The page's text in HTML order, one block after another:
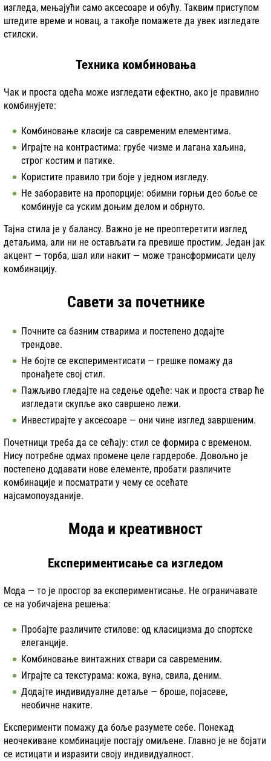
изгледа, мењајући само аксесоаре и обућу. Таквим приступом
штедите време и новац, а такође помажете да увек изгледате
стилски.
Техника комбиновања
Чак и проста одећа може изгледати ефектно, ако је правилно
комбинујете:
Комбиновање класије са савременим елементима.
Играјте на контрастима: грубе чизме и лагана хаљина,
строг костим и патике.
Користите правило три боје у једном изгледу.
Не заборавите на пропорције: обимни горњи део боље се
комбинује са уским доњим делом и обрнуто.
Тајна стила је у балансу. Важно је не преоптеретити изглед
детаљима, али ни не остављати га превише простим. Један јак
акцент — торба, шал или накит — може трансформисати целу
комбинацију.
Савети за почетнике
Почните са базним стварима и постепено додајте
трендове.
Не бојте се експериментисати — грешке помажу да
пронађете свој стил.
Пажљиво гледајте на седење одеће: чак и проста ствар ће
изгледати скупље ако савршено лежи.
Инвестирајте у аксесоаре — они чине изглед завршеним.
Почетници треба да се сећају: стил се формира с временом.
Нису потребне одмах промене целе гардеробе. Довољно је
постепено додавати нове елементе, пробати различите
комбинације и посматрати у чему се осећате
најсамопоузданије.
Мода и креативност
Експериментисање са изгледом
Мода — то је простор за експериментисање. Не ограничавате
се на уобичајена решења:
Пробајте различите стилове: од класицизма до спортске
елеганције.
Комбиновање винтажних ствари са савременим.
Играјте са текстурама: кожа, вуна, свила, деним.
Додајте индивидуалне детаље — броше, појасеве,
необичне наките.
Експерименти помажу да боље разумете себе. Понекад
неочекиване комбинације постају омиљене. Главно је не бојати
се истицати и изразити своју индивидуалност.